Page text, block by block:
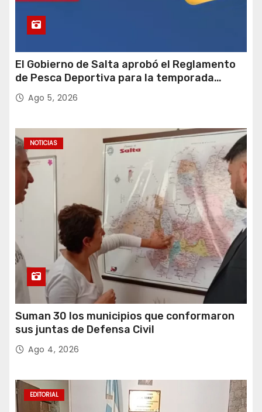
El Gobierno de Salta aprobó el Reglamento
de Pesca Deportiva para la temporada
2026-2027
Ago 5, 2026
NOTICIAS
Suman 30 los municipios que conformaron
sus juntas de Defensa Civil
Ago 4, 2026
EDITORIAL